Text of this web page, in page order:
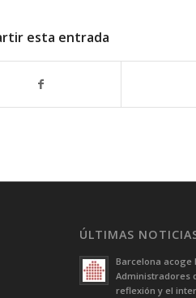
esta entrada
ÚLTIMAS
Barcelona acoge
Administradores
reflexión y el